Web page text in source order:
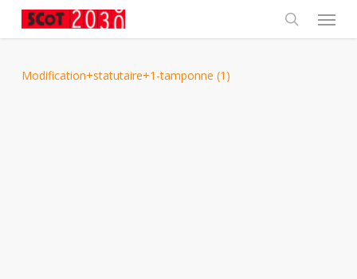
main
content search
Menu
Modification+statutaire+1-tamponne (1)